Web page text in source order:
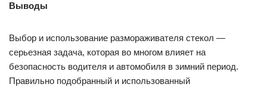
Выводы
Выбор и использование размораживателя стекол —
серьезная задача, которая во многом влияет на
безопасность водителя и автомобиля в зимний период.
Правильно подобранный и использованный